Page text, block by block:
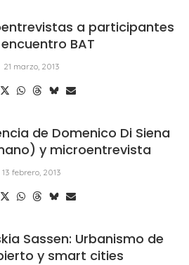
a participantes
BAT
21 marzo, 2013
de Domenico Di Siena
y microentrevista
13 febrero, 2013
Sassen: Urbanismo de
y smart cities